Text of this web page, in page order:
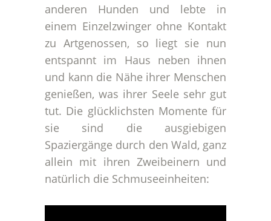
anderen Hunden und lebte in
einem Einzelzwinger ohne Kontakt
zu Artgenossen, so liegt sie nun
entspannt im Haus neben ihnen
und kann die Nähe ihrer Menschen
genießen, was ihrer Seele sehr gut
tut. Die glücklichsten Momente für
sie sind die ausgiebigen
Spaziergänge durch den Wald, ganz
allein mit ihren Zweibeinern und
natürlich die Schmuseeinheiten: